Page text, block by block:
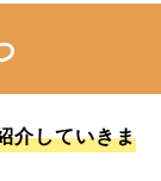
介していきま